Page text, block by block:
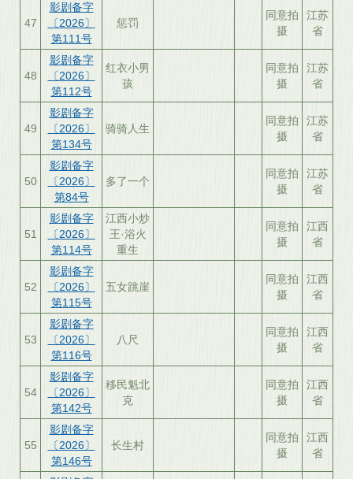
47
影剧备字
〔2026〕
第111号
惩罚
同意拍
摄
江苏
省
48
影剧备字
〔2026〕
第112号
红衣小男
孩
同意拍
摄
江苏
省
49
影剧备字
〔2026〕
第134号
骑骑人生
同意拍
摄
江苏
省
50
影剧备字
〔2026〕
第84号
多了一个
同意拍
摄
江苏
省
51
影剧备字
〔2026〕
第114号
江西小炒
王·浴火
重生
同意拍
摄
江西
省
52
影剧备字
〔2026〕
第115号
五女跳崖
同意拍
摄
江西
省
53
影剧备字
〔2026〕
第116号
八尺
同意拍
摄
江西
省
54
影剧备字
〔2026〕
第142号
移民魁北
克
同意拍
摄
江西
省
55
影剧备字
〔2026〕
第146号
长生村
同意拍
摄
江西
省